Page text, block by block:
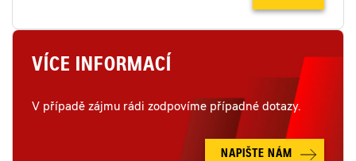
VÍCE INFORMACÍ
V případě zájmu rádi zodpovíme případné dotazy.
NAPIŠTE NÁM